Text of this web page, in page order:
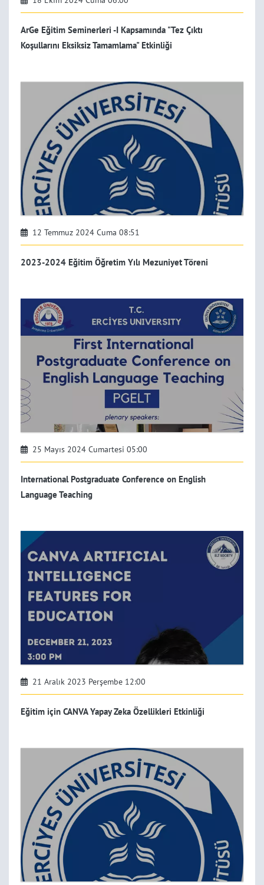
ArGe Eğitim Seminerleri -I Kapsamında "Tez Çıktı
Koşullarını Eksiksiz Tamamlama" Etkinliği
12 Temmuz 2024 Cuma 08:51
2023-2024 Eğitim Öğretim Yılı Mezuniyet Töreni
25 Mayıs 2024 Cumartesi 05:00
International Postgraduate Conference on English
Language Teaching
21 Aralık 2023 Perşembe 12:00
Eğitim için CANVA Yapay Zeka Özellikleri Etkinliği